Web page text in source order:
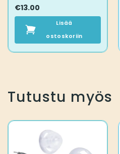
€13.00
Lisää
ostoskoriin
Tutustu myös